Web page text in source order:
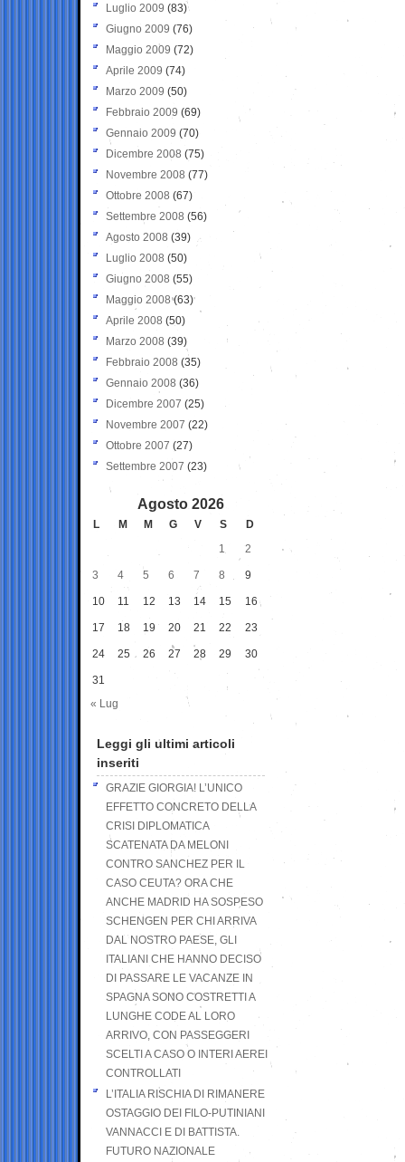
Luglio 2009 (83)
Giugno 2009 (76)
Maggio 2009 (72)
Aprile 2009 (74)
Marzo 2009 (50)
Febbraio 2009 (69)
Gennaio 2009 (70)
Dicembre 2008 (75)
Novembre 2008 (77)
Ottobre 2008 (67)
Settembre 2008 (56)
Agosto 2008 (39)
Luglio 2008 (50)
Giugno 2008 (55)
Maggio 2008(63)
Aprile 2008 (50)
Marzo 2008 (39)
Febbraio 2008 (35)
Gennaio 2008 (36)
Dicembre 2007 (25)
Novembre 2007 (22)
Ottobre 2007 (27)
Settembre 2007 (23)
Agosto 2026
L M M G V S
D
1
2
3 4 5 6 7 8 9
10 11 12 13 14 15 16
17 18 19 20 21 22 23
24 25 26 27 28 29 30
31
« Lug
Leggi gli ultimi articoli
inseriti
GRAZIE GIORGIA! L’UNICO
EFFETTO CONCRETO DELLA
CRISI DIPLOMATICA
SCATENATA DA MELONI
CONTRO SANCHEZ PER IL
CASO CEUTA? ORA CHE
ANCHE MADRID HA SOSPESO
SCHENGEN PER CHI ARRIVA
DAL NOSTRO PAESE, GLI
ITALIANI CHE HANNO DECISO
DI PASSARE LE VACANZE IN
SPAGNA SONO COSTRETTI A
LUNGHE CODE AL LORO
ARRIVO, CON PASSEGGERI
SCELTI A CASO O INTERI AEREI
CONTROLLATI
L’ITALIA RISCHIA DI RIMANERE
OSTAGGIO DEI FILO-PUTINIANI
VANNACCI E DI BATTISTA.
FUTURO NAZIONALE